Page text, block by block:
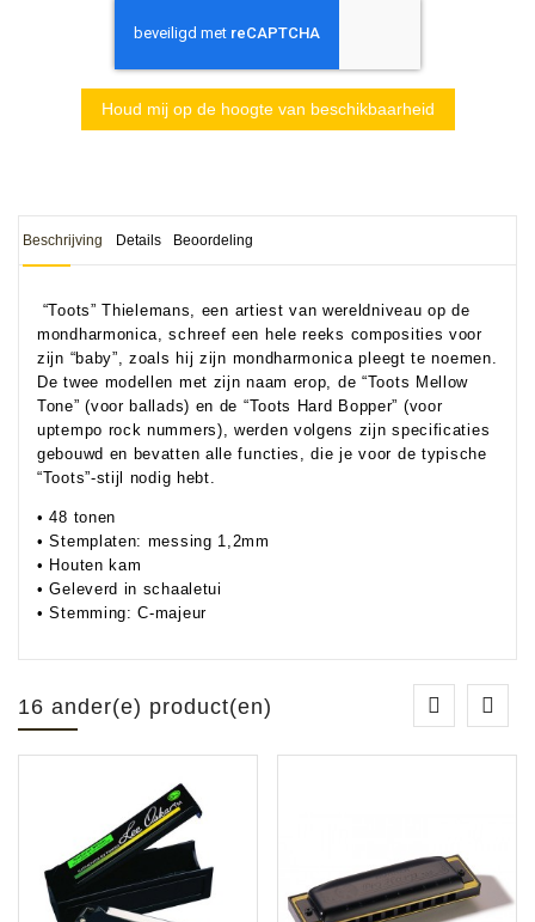
Houd mij op de hoogte van beschikbaarheid
Beschrijving Details Beoordeling
“Toots” Thielemans, een artiest van wereldniveau op de
mondharmonica, schreef een hele reeks composities voor
zijn “baby”, zoals hij zijn mondharmonica pleegt te noemen.
De twee modellen met zijn naam erop, de “Toots Mellow
Tone” (voor ballads) en de “Toots Hard Bopper” (voor
uptempo rock nummers), werden volgens zijn specificaties
gebouwd en bevatten alle functies, die je voor de typische
“Toots”-stijl nodig hebt.
• 48 tonen
• Stemplaten: messing 1,2mm
• Houten kam
• Geleverd in schaaletui
• Stemming: C-majeur
16 ander(e) product(en)